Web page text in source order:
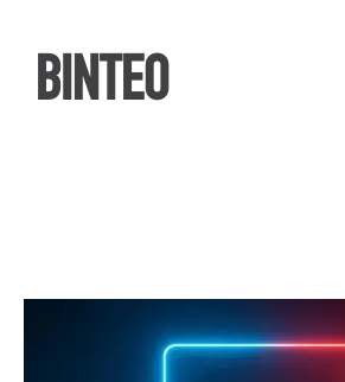
ΒΙΝΤΕΟ